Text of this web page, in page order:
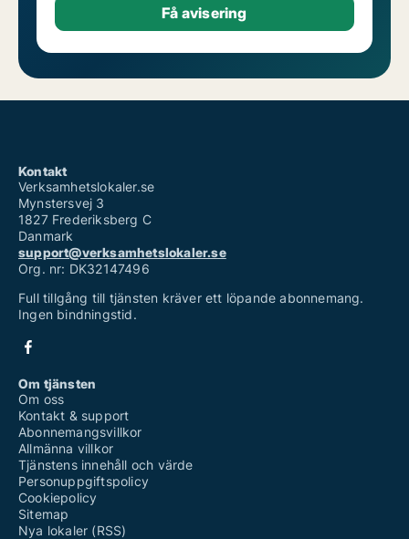
Kontakt
Verksamhetslokaler.se
Mynstersvej 3
1827 Frederiksberg C
Danmark
support@verksamhetslokaler.se
Org. nr: DK32147496
Full tillgång till tjänsten kräver ett löpande abonnemang.
Ingen bindningstid.
Om tjänsten
Om oss
Kontakt & support
Abonnemangsvillkor
Allmänna villkor
Tjänstens innehåll och värde
Personuppgiftspolicy
Cookiepolicy
Sitemap
Nya lokaler (RSS)